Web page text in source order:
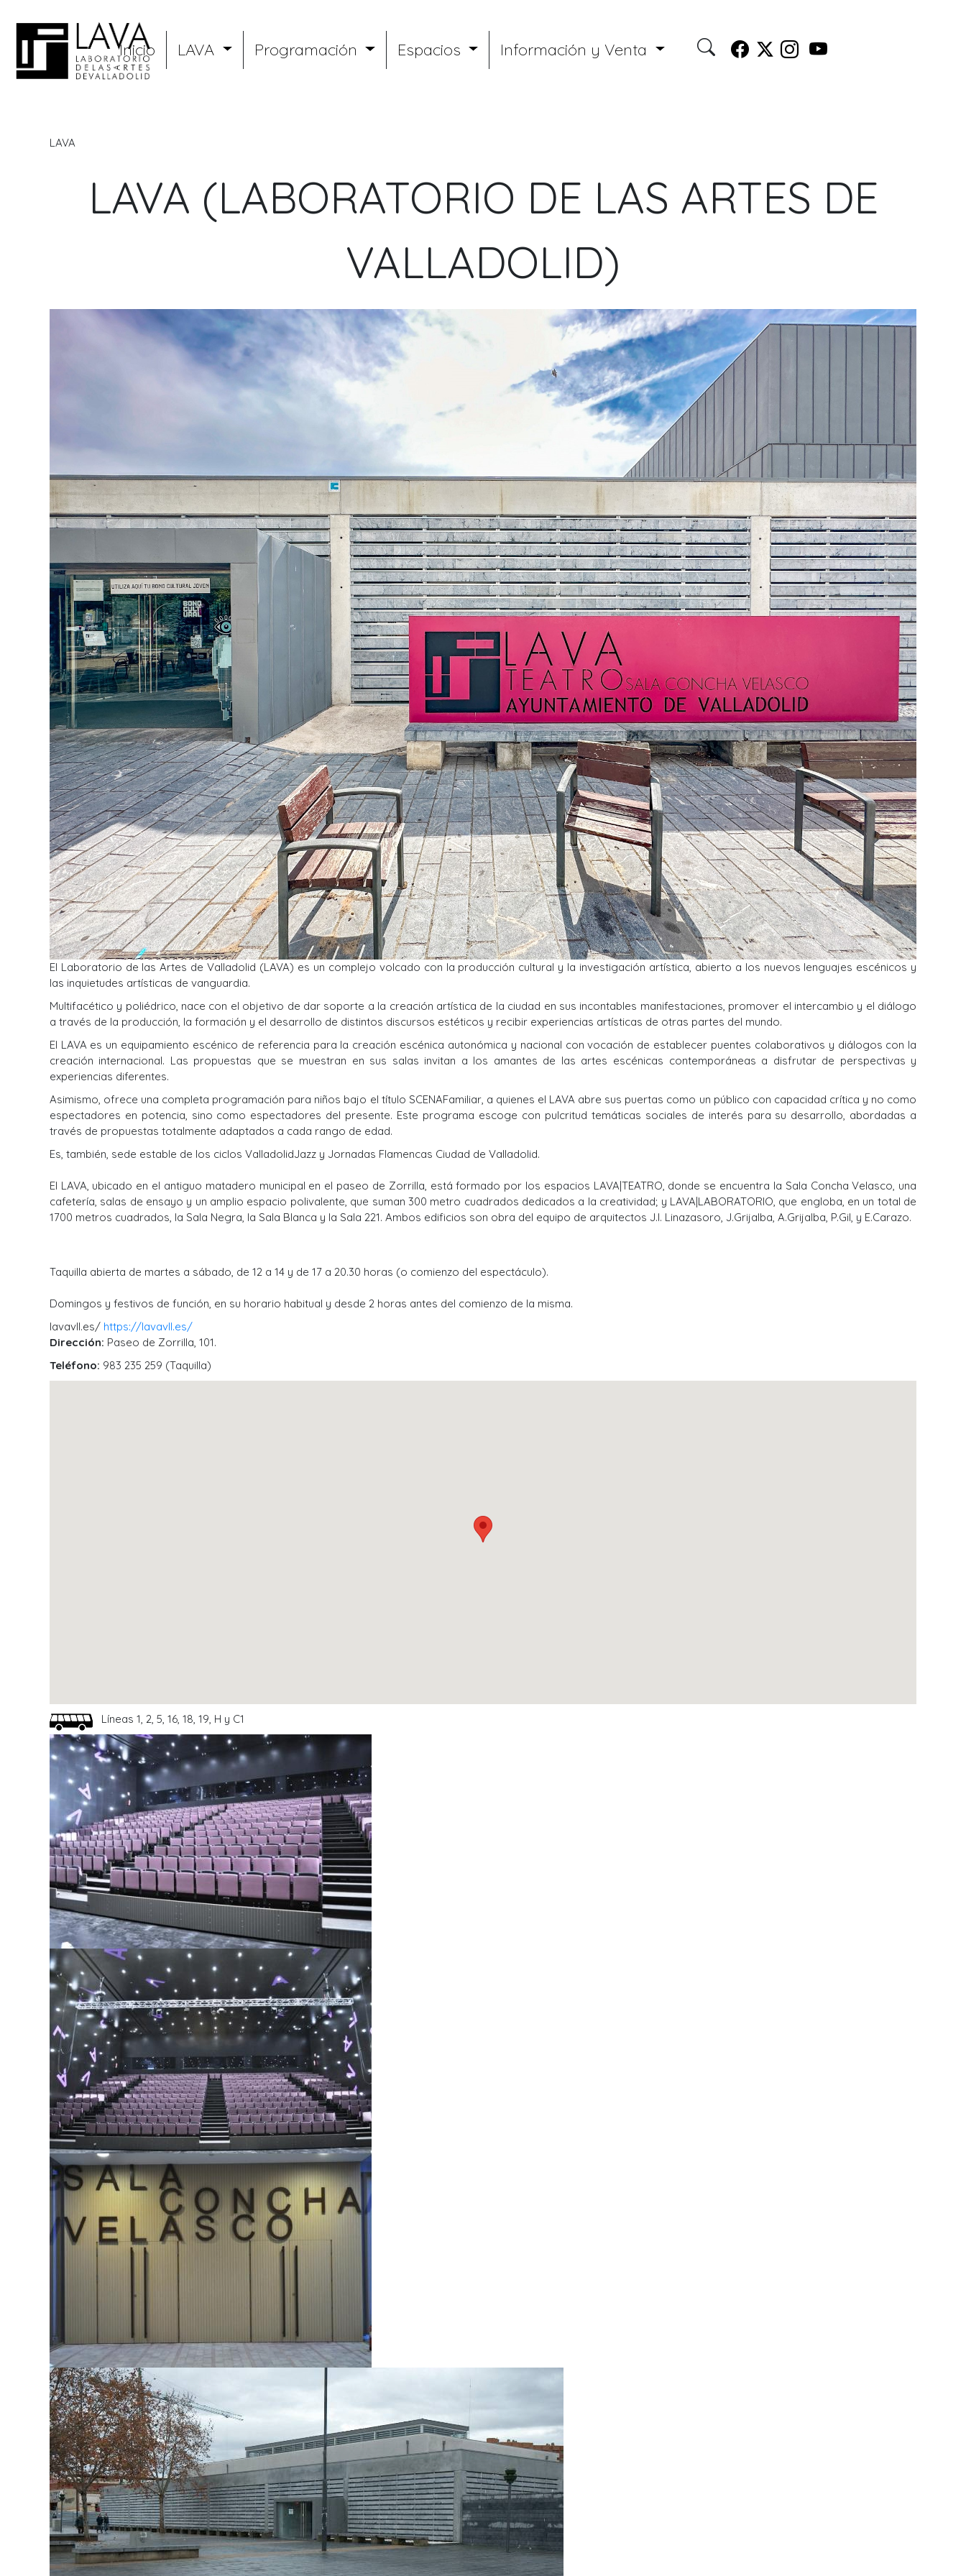
contenido
Menu
LAVA
Inicio LAVA Programación Espacios Información y Venta
LAVA
LAVA (LABORATORIO DE LAS ARTES DE
VALLADOLID)
El Laboratorio de las Artes de Valladolid (LAVA) es un complejo volcado con la producción cultural y la investigación artística, abierto a los nuevos lenguajes escénicos y
las inquietudes artísticas de vanguardia.
Multifacético y poliédrico, nace con el objetivo de dar soporte a la creación artística de la ciudad en sus incontables manifestaciones, promover el intercambio y el diálogo
a través de la producción, la formación y el desarrollo de distintos discursos estéticos y recibir experiencias artísticas de otras partes del mundo.
El LAVA es un equipamiento escénico de referencia para la creación escénica autonómica y nacional con vocación de establecer puentes colaborativos y diálogos con la
creación internacional. Las propuestas que se muestran en sus salas invitan a los amantes de las artes escénicas contemporáneas a disfrutar de perspectivas y
experiencias diferentes.
Asimismo, ofrece una completa programación para niños bajo el título SCENAFamiliar, a quienes el LAVA abre sus puertas como un público con capacidad crítica y no como
espectadores en potencia, sino como espectadores del presente. Este programa escoge con pulcritud temáticas sociales de interés para su desarrollo, abordadas a
través de propuestas totalmente adaptados a cada rango de edad.
Es, también, sede estable de los ciclos ValladolidJazz y Jornadas Flamencas Ciudad de Valladolid.
El LAVA, ubicado en el antiguo matadero municipal en el paseo de Zorrilla, está formado por los espacios LAVA|TEATRO, donde se encuentra la Sala Concha Velasco, una
cafetería, salas de ensayo y un amplio espacio polivalente, que suman 300 metro cuadrados dedicados a la creatividad; y LAVA|LABORATORIO, que engloba, en un total de
1700 metros cuadrados, la Sala Negra, la Sala Blanca y la Sala 221. Ambos edificios son obra del equipo de arquitectos J.I. Linazasoro, J.Grijalba, A.Grijalba, P.Gil, y E.Carazo.
Taquilla abierta de martes a sábado, de 12 a 14 y de 17 a 20.30 horas (o comienzo del espectáculo).
Domingos y festivos de función, en su horario habitual y desde 2 horas antes del comienzo de la misma.
lavavll.es/ https://lavavll.es/
Dirección: Paseo de Zorrilla, 101.
Teléfono: 983 235 259 (Taquilla)
Líneas 1, 2, 5, 16, 18, 19, H y C1